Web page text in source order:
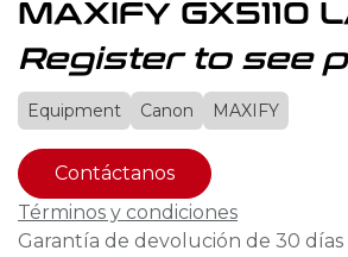
MAXIFY GX5110
Register to see
Equipment Canon MAXIFY
Contáctanos
Términos y condiciones
Garantía de devolución de 30 días